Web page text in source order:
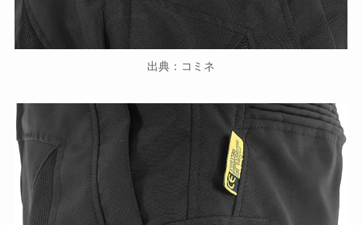
出典：コミネ